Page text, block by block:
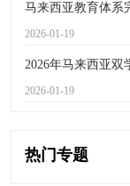
马来西亚教育体系
2026-01-19
2026年马来西亚双
2026-01-19
热门专题